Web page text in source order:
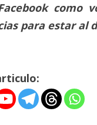
como
para estar al